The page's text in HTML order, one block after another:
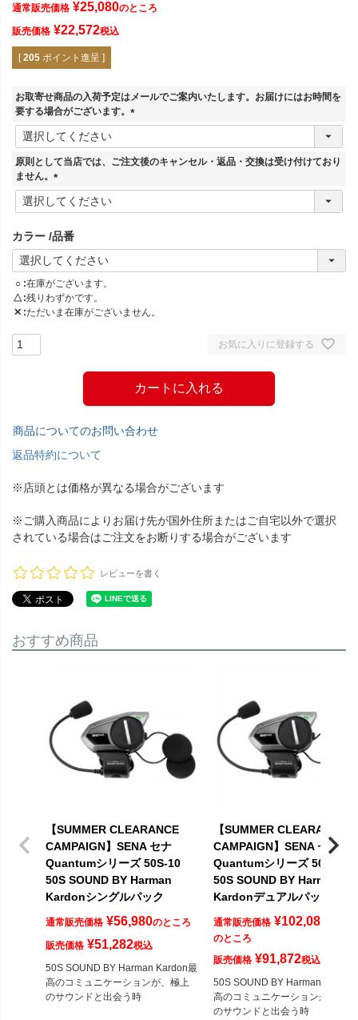
通常販売価格 ¥25,080のところ
販売価格 ¥22,572税込
[ 205 ポイント進呈 ]
お取寄せ商品の入荷予定はメールでご案内いたします。お届けにはお時間を
要する場合がございます。
(
須
原則として当店では、ご注文後のキャンセル・返品・交換は受け付けており
ません。
(
必
)
カラー 品番
○ 在庫がございます。
△ 残りわずかです。
✕ ただいま在庫がございません。
お気に入りに登録する
カートに入れる
商品についてのお問い合わせ
返品特約について
※店頭とは価格が異なる場合がございます
※ご購入商品によりお届け先が国外住所またはご自宅以外で選択
されている場合はご注文をお断りする場合がございます
レビューを書く
おすすめ商品
【SUMMER CLEARANCE
CAMPAIGN】SENA セナ
Quantumシリーズ 50S-10
50S SOUND BY Harman
Kardonシングルパック
通常販売価格 ¥56,980のところ
販売価格 ¥51,282税込
50S SOUND BY Harman Kardon最
高のコミュニケーションが、極上
のサウンドと出会う時
【SUMMER CLEARANCE
CAMPAIGN】SENA セナ
Quantumシリーズ 50S-10D
50S SOUND BY Harman
Kardonデュアルパック
通常販売価格 ¥102,080
のところ
販売価格 ¥91,872税込
50S SOUND BY Harman Kardon
高のコミュニケーションが、極上
のサウンドと出会う時